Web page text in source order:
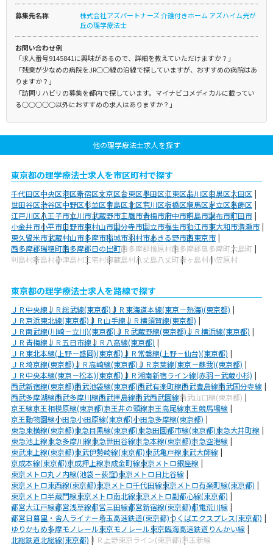
募集先名称
株式会社アズパートナーズ 介護付きホーム アズハイム光が
丘の理学療法士
お問い合わせ例
「求人番号9145841に興味があるので、詳細を教えていただけますか？」
「残業が少なめの病院をJR○○線の沿線で探していますが、おすすめの病院はあ
りますか？」
「訪問リハビリの募集を都内で探しています。マイナビコメディカルに載ってい
る○○○○○以外におすすめの求人はありますか？」
他の理学療法士求人を探す
東京都の理学療法士求人を市区町村で探す
千代田区中央区港区新宿区文京区台東区墨田区江東区品川区目黒区大田区
世田谷区渋谷区中野区杉並区豊島区北区荒川区板橋区練馬区足立区葛飾区
江戸川区八王子市立川市武蔵野市三鷹市青梅市府中市昭島市調布市町田市
小金井市小平市日野市東村山市国分寺市国立市福生市狛江市東大和市清瀬市
東久留米市武蔵村山市多摩市稲城市羽村市あきる野市西東京市
西多摩郡瑞穂町西多摩郡日の出町西多摩郡檜原村西多摩郡奥多摩町大島町
利島村新島村神津島村三宅村御蔵島村八丈島八丈町青ヶ島村小笠原村
東京都の理学療法士求人を路線で探す
ＪＲ中央線ＪＲ総武線(東京都)ＪＲ東海道本線(東京－熱海)(東京都)
ＪＲ京浜東北線(東京都)ＪＲ山手線ＪＲ横須賀線(東京都)
ＪＲ南武線(川崎－立川)(東京都)ＪＲ武蔵野線(東京都)ＪＲ横浜線(東京都)
ＪＲ青梅線ＪＲ五日市線ＪＲ八高線(東京都)
ＪＲ東北本線(上野－盛岡)(東京都)ＪＲ常磐線(上野－仙台)(東京都)
ＪＲ埼京線(東京都)ＪＲ高崎線(東京都)ＪＲ京葉線(東京－蘇我)(東京都)
ＪＲ中央本線(東京－松本)(東京都)ＪＲ湘南新宿ライン線(赤羽－武蔵小杉)
西武新宿線(東京都)西武池袋線(東京都)西武有楽町線西武豊島線西武国分寺線
西武多摩湖線西武多摩川線西武拝島線西武西武園線西武山口線(東京都)
京王線京王相模原線(東京都)京王井の頭線京王高尾線京王競馬場線
京王動物園線小田急小田原線(東京都)小田急多摩線(東京都)
東急東横線(東京都)東急目黒線(東京都)東急田園都市線(東京都)東急大井町線
東急池上線東急多摩川線東急世田谷線京急本線(東京都)京急空港線
東武東上線(東京都)東武伊勢崎線(東京都)東武亀戸線東武大師線
京成本線(東京都)京成押上線京成金町線東京メトロ銀座線
東京メトロ丸ノ内線(池袋－荻窪)東京メトロ日比谷線
東京メトロ東西線(東京都)東京メトロ千代田線東京メトロ有楽町線(東京都)
東京メトロ半蔵門線東京メトロ南北線東京メトロ副都心線(東京都)
都営大江戸線都営浅草線都営三田線都営新宿線(東京都)都電荒川線
都営日暮里・舎人ライナー埼玉高速鉄道(東京都)つくばエクスプレス(東京都)
ゆりかもめ多摩モノレール東京モノレール東京臨海高速鉄道りんかい線
北総鉄道北総線(東京都) ＪＲ上野東京ライン(東京都)京王新線